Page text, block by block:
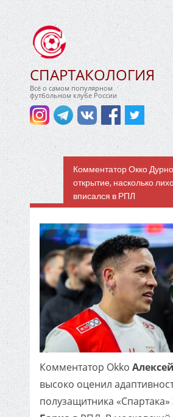
СПАРТАКОЛОГИЯ
Всё о самом популярном
футбольном клубе России
Комментатор Окко
открытие, насколько
вписался в РПЛ
Комментатор Okko
высоко оценил
полузащитника «Спартака»